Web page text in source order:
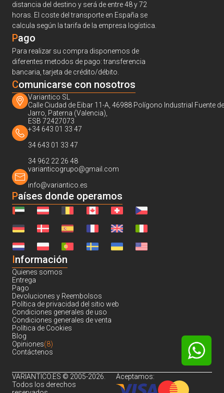
distancia del destino y será de entre 48 y 72
horas. El coste del transporte en España se
calcula según la tarifa de la empresa logística.
Pago
Para realizar su compra disponemos de
diferentes metodos de pago: transferencia
bancaria, tarjeta de crédito/débito.
Comunicarse con nosotros
Variantico SL
Calle Ciudad de Eibar 11-A, 46988 Polígono Industrial Fuente
Jarro, Paterna (Valencia),
ESB 72427073
+34 643 01 33 47
34 643 01 33 47
34 962 22 26 48
varianticogrupo@gmail.com
info@variantico.es
Países donde operamos
Información
Quienes somos
Entrega
Pago
Devoluciones y Reembolsos
Política de privacidad del sitio web
Condiciones generales de uso
Condiciones generales de venta
Política de Cookies
Blog
Opiniones(8)
Contáctenos
VARIANTICO.ES © 2005-2026.
Todos los derechos
Aceptamos: